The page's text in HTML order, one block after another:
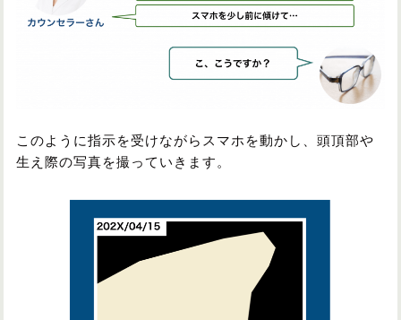
このように指示を受けながらスマホを動かし、頭頂部や
生え際の写真を撮っていきます。